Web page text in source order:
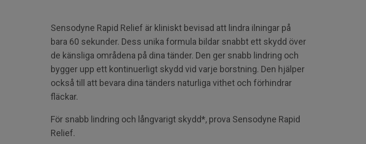
Sensodyne Rapid Relief är kliniskt bevisad att lindra ilningar på
bara 60 sekunder. Dess unika formula bildar snabbt ett skydd över
de känsliga områdena på dina tänder. Den ger snabb lindring och
bygger upp ett kontinuerligt skydd vid varje borstning. Den hjälper
också till att bevara dina tänders naturliga vithet och förhindrar
fläckar.
För snabb lindring och långvarigt skydd*, prova Sensodyne Rapid
Relief.